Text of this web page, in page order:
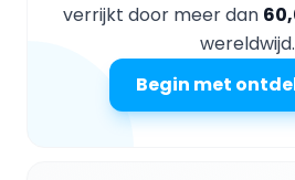
verrijkt door meer dan
wereldwijd.
Begin met